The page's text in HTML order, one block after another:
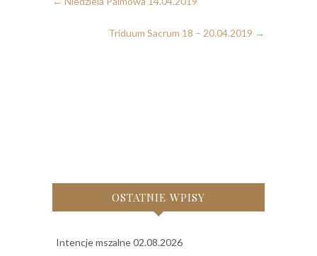
Triduum Sacrum 18 – 20.04.2019 →
OSTATNIE WPISY
Intencje mszalne 02.08.2026